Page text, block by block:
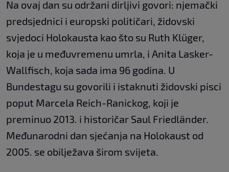
Na ovaj dan su održani dirljivi govori: njemački
predsjednici i europski političari, židovski
svjedoci Holokausta kao što su Ruth Klüger,
koja je u međuvremenu umrla, i Anita Lasker-
Wallfisch, koja sada ima 96 godina. U
Bundestagu su govorili i istaknuti židovski pisci
poput Marcela Reich-Ranickog, koji je
preminuo 2013. i historičar Saul Friedländer.
Međunarodni dan sjećanja na Holokaust od
2005. se obilježava širom svijeta.